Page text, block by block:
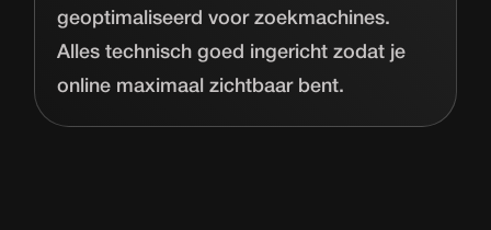
geoptimaliseerd voor zoekmachines.
Alles technisch goed ingericht zodat je
online maximaal zichtbaar bent.